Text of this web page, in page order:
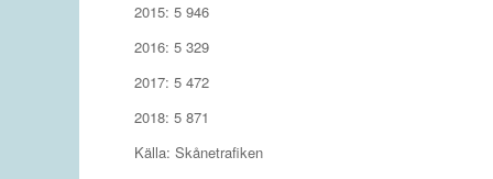
2015: 5 946
2016: 5 329
2017: 5 472
2018: 5 871
Källa: Skånetrafiken